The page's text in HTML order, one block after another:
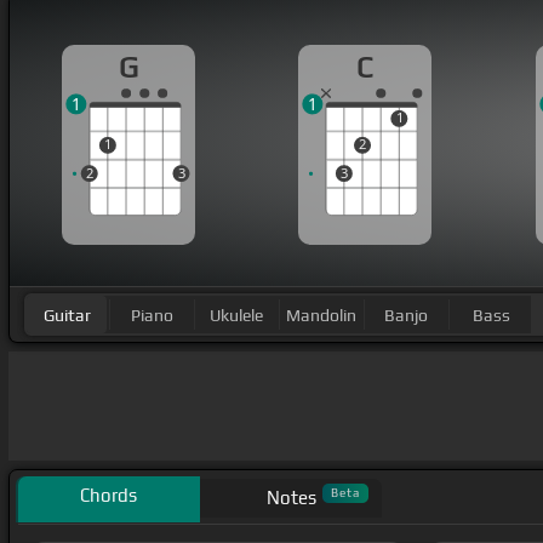
G
2
1
3
1
C
3
2
1
1
Guitar Piano Ukulele Mandolin Banjo Bass
Chords Notes Beta